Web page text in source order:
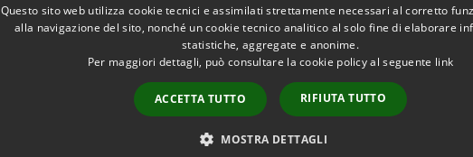
Copyright © 2026 •
Questo sito web utilizza cookie tecnici e assimilati strettamente necessari al corretto
alla navigazione del sito, nonché un cookie tecnico analitico al solo fine di elaborare
statistiche, aggregate e anonime.
Per maggiori dettagli, può consultare la cookie policy al seguente link
ACCETTA TUTTO RIFIUTA TUTTO
MOSTRA DETTAGLI